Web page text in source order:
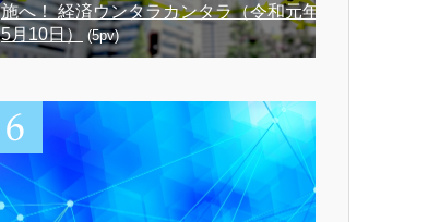
施へ！ 経済ウンタラカンタラ（令和元年
5月10日）
(5pv)